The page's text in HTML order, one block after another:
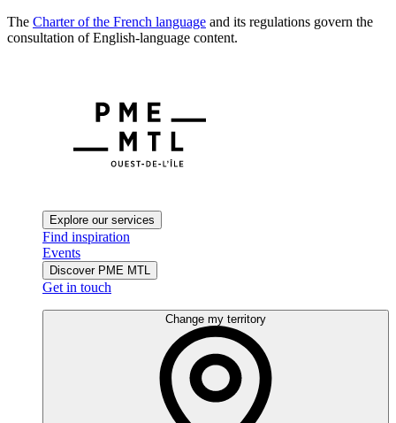
The Charter of the French language and its regulations govern the
consultation of English-language content.
Explore our services
Find inspiration
Events
Discover PME MTL
Get in touch
Change my territory